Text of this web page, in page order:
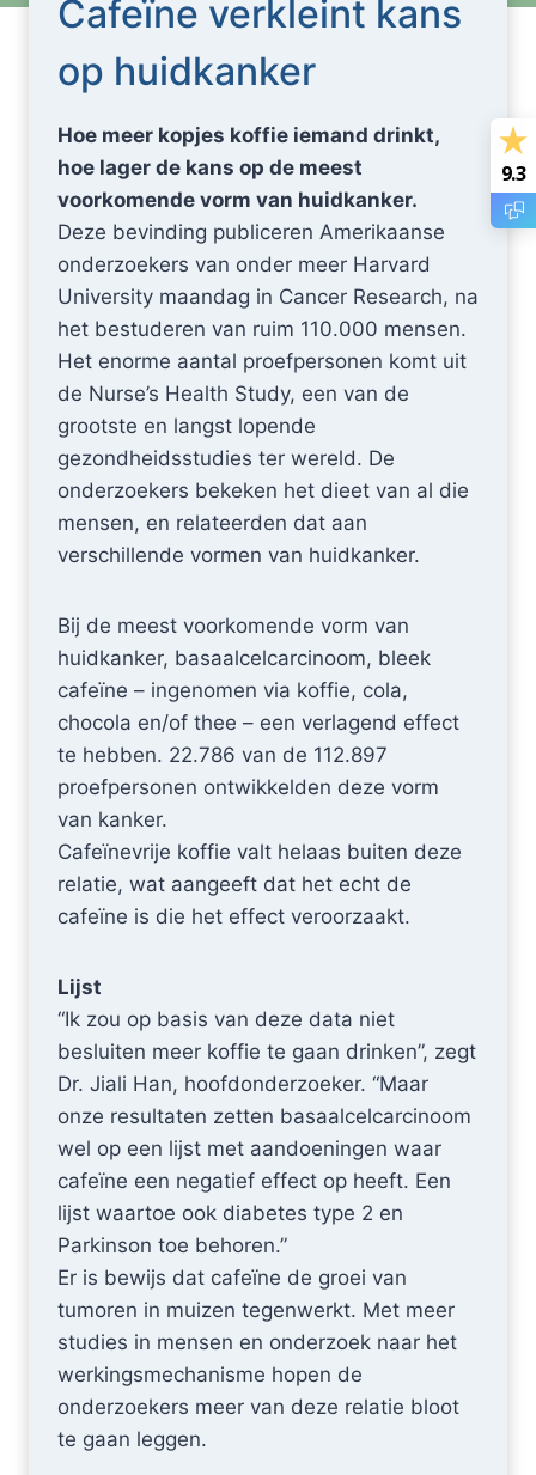
Cafeïne verkleint kans
op huidkanker
Hoe meer kopjes koffie iemand drinkt,
hoe lager de kans op de meest
voorkomende vorm van huidkanker.
Deze bevinding publiceren Amerikaanse
onderzoekers van onder meer Harvard
University maandag in Cancer Research, na
het bestuderen van ruim 110.000 mensen.
Het enorme aantal proefpersonen komt uit
de Nurse’s Health Study, een van de
grootste en langst lopende
gezondheidsstudies ter wereld. De
onderzoekers bekeken het dieet van al die
mensen, en relateerden dat aan
verschillende vormen van huidkanker.
Bij de meest voorkomende vorm van
huidkanker, basaalcelcarcinoom, bleek
cafeïne – ingenomen via koffie, cola,
chocola en/of thee – een verlagend effect
te hebben. 22.786 van de 112.897
proefpersonen ontwikkelden deze vorm
van kanker.
Cafeïnevrije koffie valt helaas buiten deze
relatie, wat aangeeft dat het echt de
cafeïne is die het effect veroorzaakt.
Lijst
“Ik zou op basis van deze data niet
besluiten meer koffie te gaan drinken”, zegt
Dr. Jiali Han, hoofdonderzoeker. “Maar
onze resultaten zetten basaalcelcarcinoom
wel op een lijst met aandoeningen waar
cafeïne een negatief effect op heeft. Een
lijst waartoe ook diabetes type 2 en
Parkinson toe behoren.”
Er is bewijs dat cafeïne de groei van
tumoren in muizen tegenwerkt. Met meer
studies in mensen en onderzoek naar het
werkingsmechanisme hopen de
onderzoekers meer van deze relatie bloot
te gaan leggen.
9.3